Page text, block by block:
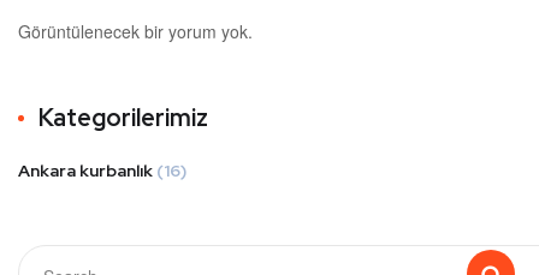
Görüntülenecek bir yorum yok.
Kategorilerimiz
Ankara kurbanlık (16)